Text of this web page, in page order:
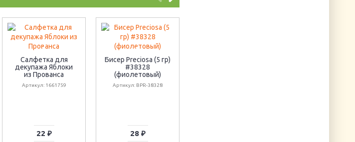
Салфетка для
декупажа Яблоки
из Прованса
Артикул: 1661759
22 ₽
Бисер Preciosa (5 гр)
#38328
(фиолетовый)
Артикул: BPR-38328
28 ₽